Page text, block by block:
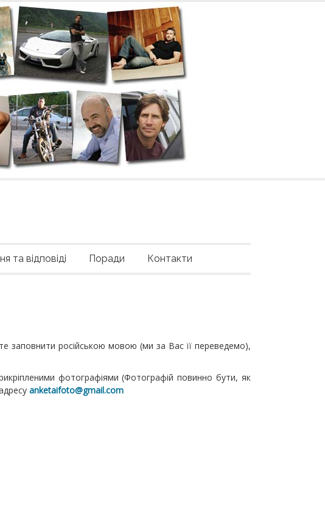
та відповіді Поради Контакти
заповнити російською мовою (ми за Вас її переведемо),
фотографіями (Фотографій повинно бути, як
anketaifoto@gmail.com